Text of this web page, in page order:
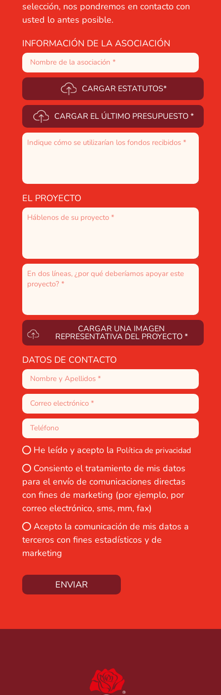
selección, nos pondremos en contacto con
usted lo antes posible.
INFORMACIÓN DE LA ASOCIACIÓN
CARGAR ESTATUTOS*
CARGAR EL ÚLTIMO PRESUPUESTO *
EL PROYECTO
CARGAR UNA IMAGEN
REPRESENTATIVA DEL PROYECTO *
DATOS DE CONTACTO
He leído y acepto la Política de privacidad
Consiento el tratamiento de mis datos
para el envío de comunicaciones directas
con fines de marketing (por ejemplo, por
correo electrónico, sms, mm, fax)
Acepto la comunicación de mis datos a
terceros con fines estadísticos y de
marketing
ENVIAR